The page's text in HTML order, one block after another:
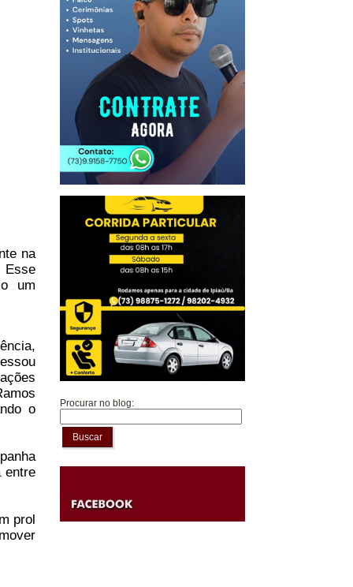
na
Esse
um
o
entre
prol
Procurar no blog:
Buscar